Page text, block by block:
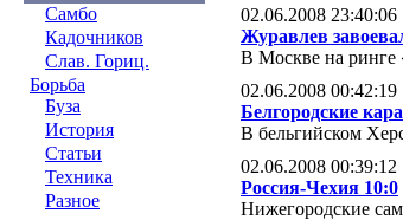
Самбо
Кадочников
Слав. Гориц.
Борьба
Буза
История
Статьи
Техника
Разное
02.06.2008 23:40:06
Журавлев
В Москве на ринге
02.06.2008 00:42:19
Белгородские
В бельгийском
02.06.2008 00:39:12
Россия-Чехия 10:0
Нижегородские